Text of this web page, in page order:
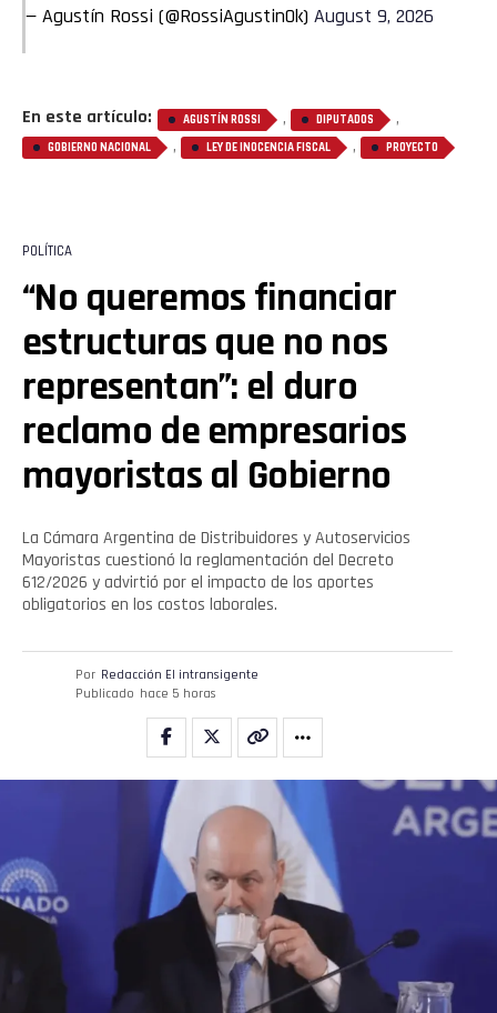
— Agustín Rossi (@RossiAgustinOk) August 9, 2026
En este artículo: AGUSTÍN ROSSI , DIPUTADOS ,
GOBIERNO NACIONAL , LEY DE INOCENCIA FISCAL , PROYECTO
POLÍTICA
“No queremos financiar
estructuras que no nos
representan”: el duro
reclamo de empresarios
mayoristas al Gobierno
La Cámara Argentina de Distribuidores y Autoservicios
Mayoristas cuestionó la reglamentación del Decreto
612/2026 y advirtió por el impacto de los aportes
obligatorios en los costos laborales.
Por Redacción El intransigente
Publicado hace 5 horas